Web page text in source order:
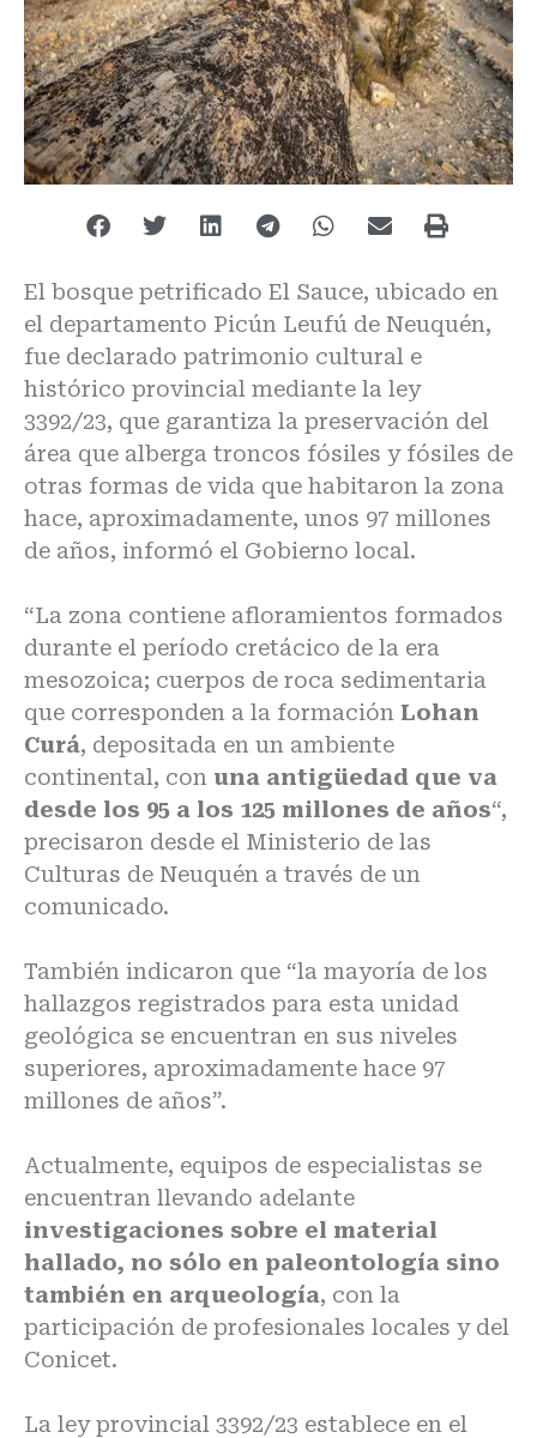
El bosque petrificado El Sauce, ubicado en
el departamento Picún Leufú de Neuquén,
fue declarado patrimonio cultural e
histórico provincial mediante la ley
3392/23, que garantiza la preservación del
área que alberga troncos fósiles y fósiles de
otras formas de vida que habitaron la zona
hace, aproximadamente, unos 97 millones
de años, informó el Gobierno local.
“La zona contiene afloramientos formados
durante el período cretácico de la era
mesozoica; cuerpos de roca sedimentaria
que corresponden a la formación Lohan
Curá, depositada en un ambiente
continental, con una antigüedad que va
desde los 95 a los 125 millones de años“,
precisaron desde el Ministerio de las
Culturas de Neuquén a través de un
comunicado.
También indicaron que “la mayoría de los
hallazgos registrados para esta unidad
geológica se encuentran en sus niveles
superiores, aproximadamente hace 97
millones de años”.
Actualmente, equipos de especialistas se
encuentran llevando adelante
investigaciones sobre el material
hallado, no sólo en paleontología sino
también en arqueología, con la
participación de profesionales locales y del
Conicet.
La ley provincial 3392/23 establece en el